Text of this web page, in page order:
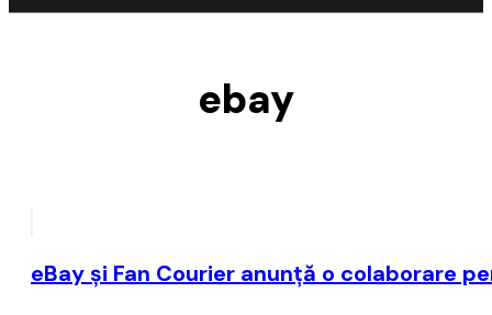
ebay
eBay şi Fan Courier anunţă o colaborare